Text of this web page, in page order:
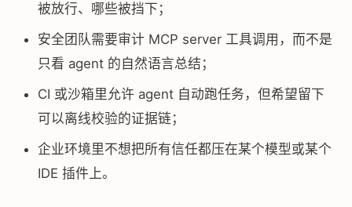
被放行、哪些被挡下；
安全团队需要审计 MCP server 工具调用，而不是
只看 agent 的自然语言总结；
CI 或沙箱里允许 agent 自动跑任务，但希望留下
可以离线校验的证据链；
企业环境里不想把所有信任都压在某个模型或某个
IDE 插件上。